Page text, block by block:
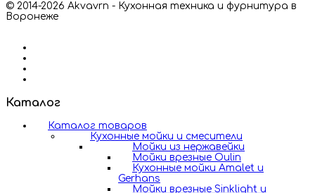
© 2014-2026 Akvavrn - Кухонная техника и фурнитура в
Воронеже
Каталог
Каталог товаров
Кухонные мойки и смесители
Мойки из нержавейки
Мойки врезные Oulin
Кухонные мойки Amalet и
Gerhans
Мойки врезные Sinklight и